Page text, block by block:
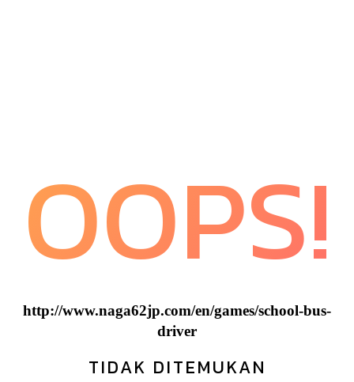
OOPS!
http://www.naga62jp.com/en/games/school-bus-
driver
TIDAK DITEMUKAN